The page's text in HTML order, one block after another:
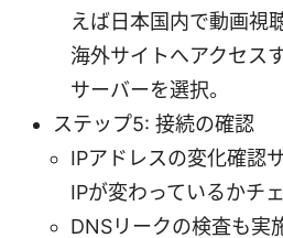
えば日本国内で動画視
海外サイトへアクセス
サーバーを選択。
ステップ5: 接続の確認
IPアドレスの変化確認
IPが変わっているかチ
DNSリークの検査も実